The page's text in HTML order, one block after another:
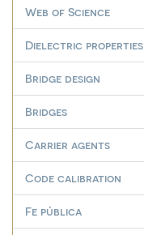
Web of Science
Dielectric properties
Bridge design
Bridges
Carrier agents
Code calibration
Fe pública